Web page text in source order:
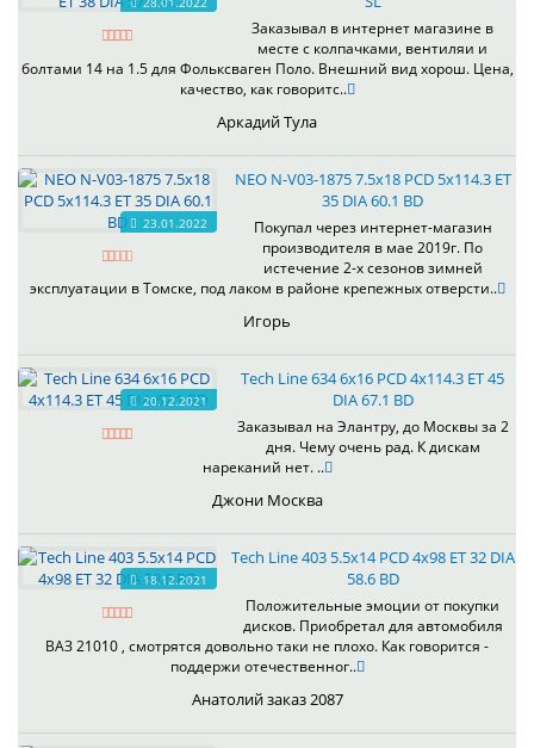
Заказывал в интернет магазине в
месте с колпачками, вентиляи и
болтами 14 на 1.5 для Фольксваген Поло. Внешний вид хорош. Цена,
качество, как говоритс..
Аркадий Тула
23.01.2022
NEO N-V03-1875 7.5x18 PCD 5x114.3 ET
35 DIA 60.1 BD
Покупал через интернет-магазин
производителя в мае 2019г. По
истечение 2-х сезонов зимней
эксплуатации в Томске, под лаком в районе крепежных отверсти..
Игорь
20.12.2021
Tech Line 634 6x16 PCD 4x114.3 ET 45
DIA 67.1 BD
Заказывал на Элантру, до Москвы за 2
дня. Чему очень рад. К дискам
нареканий нет. ..
Джони Москва
18.12.2021
Tech Line 403 5.5x14 PCD 4x98 ET 32 DIA
58.6 BD
Положительные эмоции от покупки
дисков. Приобретал для автомобиля
ВАЗ 21010 , смотрятся довольно таки не плохо. Как говорится -
поддержи отечественног..
Анатолий заказ 2087